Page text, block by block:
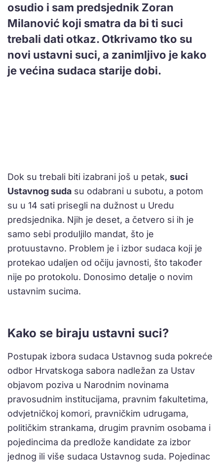
osudio i sam predsjednik Zoran
Milanović koji smatra da bi ti suci
trebali dati otkaz. Otkrivamo tko su
novi ustavni suci, a zanimljivo je kako
je većina sudaca starije dobi.
Dok su trebali biti izabrani još u petak, suci
Ustavnog suda su odabrani u subotu, a potom
su u 14 sati prisegli na dužnost u Uredu
predsjednika. Njih je deset, a četvero si ih je
samo sebi produljilo mandat, što je
protuustavno. Problem je i izbor sudaca koji je
protekao udaljen od očiju javnosti, što također
nije po protokolu. Donosimo detalje o novim
ustavnim sucima.
Kako se biraju ustavni suci?
Postupak izbora sudaca Ustavnog suda pokreće
odbor Hrvatskoga sabora nadležan za Ustav
objavom poziva u Narodnim novinama
pravosudnim institucijama, pravnim fakultetima,
odvjetničkoj komori, pravničkim udrugama,
političkim strankama, drugim pravnim osobama i
pojedincima da predlože kandidate za izbor
jednog ili više sudaca Ustavnog suda. Pojedinac